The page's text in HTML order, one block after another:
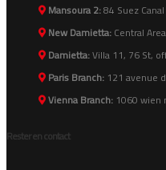
Mansoura 2:84 Suez
New Damietta:Central
Damietta:Villa 11, 76 St,
Paris Branch: 121 avenue
Vienna Branch: 1060 wien
Rester en contact